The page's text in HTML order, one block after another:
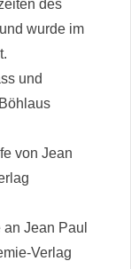
des
wurde im
und
von Jean
Jean Paul
Verlag